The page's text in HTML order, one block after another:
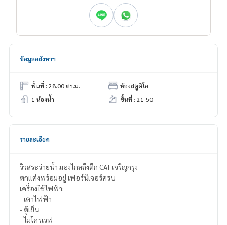
ข้อมูลอสังหาฯ
พื้นที่ : 28.00 ตร.ม.
ห้องสตูดิโอ
1 ห้องน้ำ
ชั้นที่ : 21-50
รายละเอียด
วิวสระว่ายน้ำ มองไกลถึงตึก CAT เจริญกรุง
ตกแต่งพร้อมอยู่ เฟอร์นิเจอร์ครบ
เครื่องใช้ไฟฟ้า;
- เตาไฟฟ้า
- ตู้เย็น
- ไมโครเวฟ